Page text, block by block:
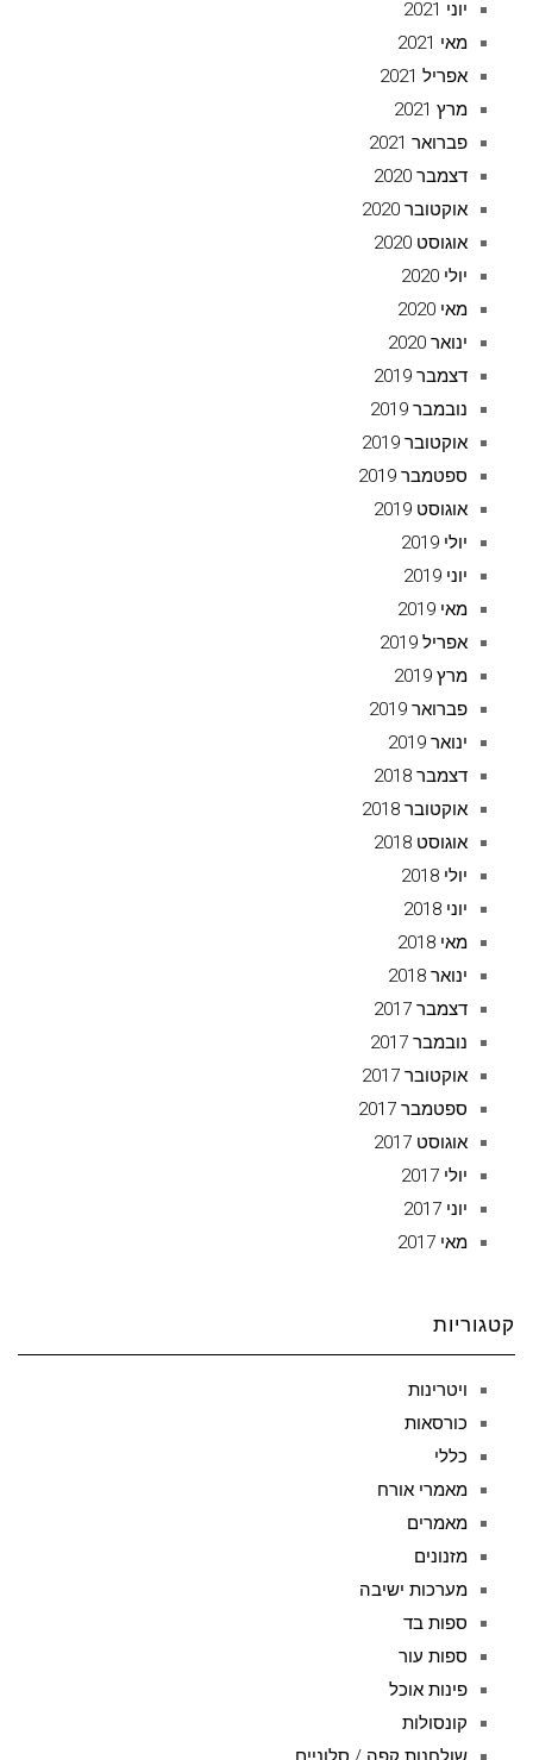
יוני 2021
מאי 2021
אפריל 2021
מרץ 2021
פברואר 2021
דצמבר 2020
אוקטובר 2020
אוגוסט 2020
יולי 2020
מאי 2020
ינואר 2020
דצמבר 2019
נובמבר 2019
אוקטובר 2019
ספטמבר 2019
אוגוסט 2019
יולי 2019
יוני 2019
מאי 2019
אפריל 2019
מרץ 2019
פברואר 2019
ינואר 2019
דצמבר 2018
אוקטובר 2018
אוגוסט 2018
יולי 2018
יוני 2018
מאי 2018
ינואר 2018
דצמבר 2017
נובמבר 2017
אוקטובר 2017
ספטמבר 2017
אוגוסט 2017
יולי 2017
יוני 2017
מאי 2017
קטגוריות
ויטרינות
כורסאות
כללי
מאמרי אורח
מאמרים
מזנונים
מערכות ישיבה
ספות בד
ספות עור
פינות אוכל
קונסולות